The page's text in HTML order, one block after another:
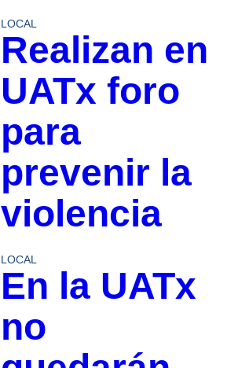
LOCAL
Realizan en
UATx foro
para
prevenir la
violencia
LOCAL
En la UATx
no